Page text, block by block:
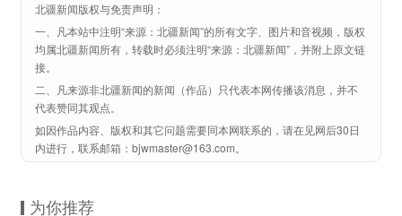
北疆新闻版权与免责声明：
一、凡本站中注明“来源：北疆新闻”的所有文字、图片和音视频，版权
均属北疆新闻所有，转载时必须注明“来源：北疆新闻”，并附上原文链
接。
二、凡来源非北疆新闻的新闻（作品）只代表本网传播该消息，并不
代表赞同其观点。
如因作品内容、版权和其它问题需要同本网联系的，请在见网后30日
内进行，联系邮箱：bjwmaster@163.com。
为你推荐